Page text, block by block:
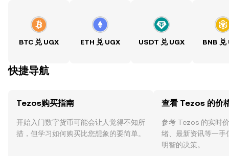
BTC 兑 UGX ETH 兑 UGX USDT 兑 UGX BNB 兑
快捷导航
Tezos购买指南
开始入门数字货币可能会让人觉得不知所
措，但学习如何购买比您想象的要简单。
查看 Tezos 的价
参考 Tezos 的实时
绪、最新资讯等一手
明智的决策。